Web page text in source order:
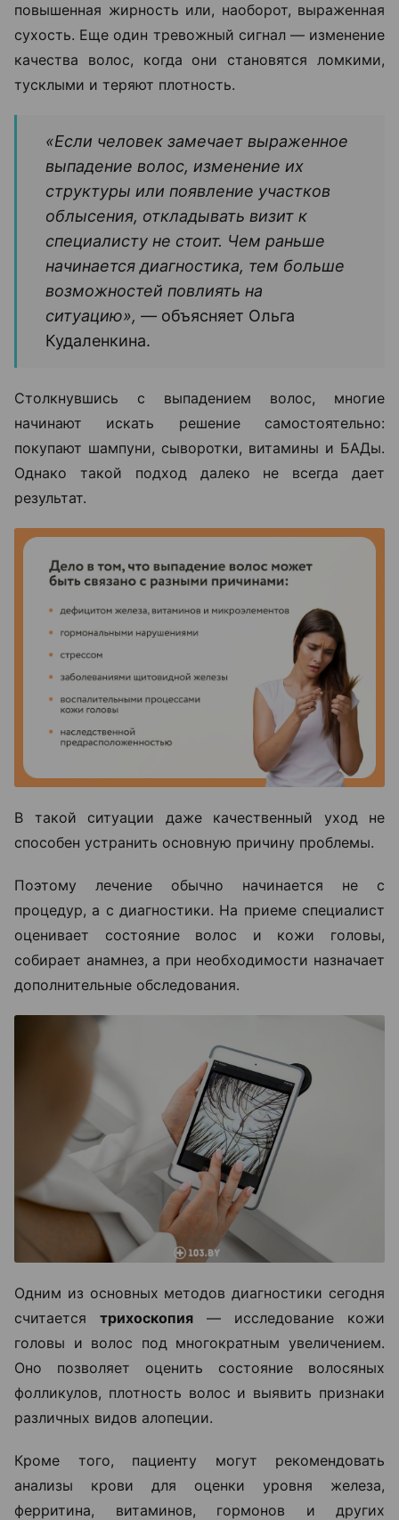
повышенная жирность или, наоборот, выраженная
сухость. Еще один тревожный сигнал — изменение
качества волос, когда они становятся ломкими,
тусклыми и теряют плотность.
«Если человек замечает выраженное
выпадение волос, изменение их
структуры или появление участков
облысения, откладывать визит к
специалисту не стоит. Чем раньше
начинается диагностика, тем больше
возможностей повлиять на
ситуацию», — объясняет Ольга
Кудаленкина.
Столкнувшись с выпадением волос, многие
начинают искать решение самостоятельно:
покупают шампуни, сыворотки, витамины и БАДы.
Однако такой подход далеко не всегда дает
результат.
В такой ситуации даже качественный уход не
способен устранить основную причину проблемы.
Поэтому лечение обычно начинается не с
процедур, а с диагностики. На приеме специалист
оценивает состояние волос и кожи головы,
собирает анамнез, а при необходимости назначает
дополнительные обследования.
Одним из основных методов диагностики сегодня
считается трихоскопия — исследование кожи
головы и волос под многократным увеличением.
Оно позволяет оценить состояние волосяных
фолликулов, плотность волос и выявить признаки
различных видов алопеции.
Кроме того, пациенту могут рекомендовать
анализы крови для оценки уровня железа,
ферритина, витаминов, гормонов и других